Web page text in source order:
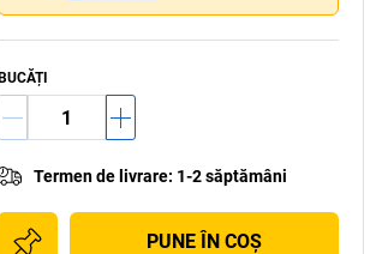
BUCĂȚI
Termen de livrare: 1-2 săptămâni
PUNE ÎN COŞ